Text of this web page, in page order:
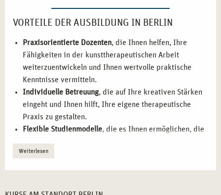
VORTEILE DER AUSBILDUNG IN BERLIN
Praxisorientierte Dozenten, die Ihnen helfen, Ihre
Fähigkeiten in der kunsttherapeutischen Arbeit
weiterzuentwickeln und Ihnen wertvolle praktische
Kenntnisse vermitteln.
Individuelle Betreuung, die auf Ihre kreativen Stärken
eingeht und Ihnen hilft, Ihre eigene therapeutische
Praxis zu gestalten.
Flexible Studienmodelle, die es Ihnen ermöglichen, die
vereinbaren.
anzuwenden.
Weiterlesen